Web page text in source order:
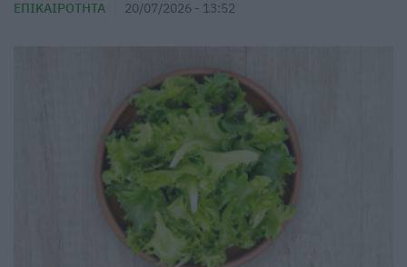
ΕΠΙΚΑΙΡΌΤΗΤΑ 20/07/2026 - 13:52